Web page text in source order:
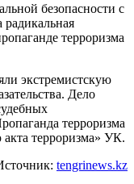
безопасности с
терроризма
экстремистскую
Дело
терроризма
терроризма» УК.
tengrinews.kz